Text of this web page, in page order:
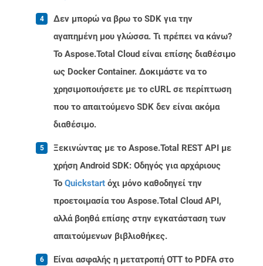
Δεν μπορώ να βρω το SDK για την
αγαπημένη μου γλώσσα. Τι πρέπει να κάνω?
Το Aspose.Total Cloud είναι επίσης διαθέσιμο
ως Docker Container. Δοκιμάστε να το
χρησιμοποιήσετε με το cURL σε περίπτωση
που το απαιτούμενο SDK δεν είναι ακόμα
διαθέσιμο.
Ξεκινώντας με το Aspose.Total REST API με
χρήση Android SDK: Οδηγός για αρχάριους
Το Quickstart όχι μόνο καθοδηγεί την
προετοιμασία του Aspose.Total Cloud API,
αλλά βοηθά επίσης στην εγκατάσταση των
απαιτούμενων βιβλιοθήκες.
Είναι ασφαλής η μετατροπή OTT to PDFA στο